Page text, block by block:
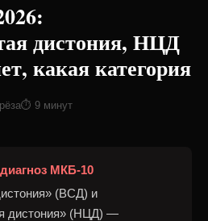
дистония, НЦД
какая категория
⏱ 9 минут
МКБ-10
(ВСД) и
дистония» (НЦД) —